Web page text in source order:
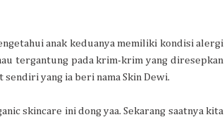
anak keduanya memiliki kondisi alergi
tergantung pada krim-krim yang diresepkan
yang ia beri nama Skin Dewi.
skincare ini dong yaa. Sekarang saatnya kita